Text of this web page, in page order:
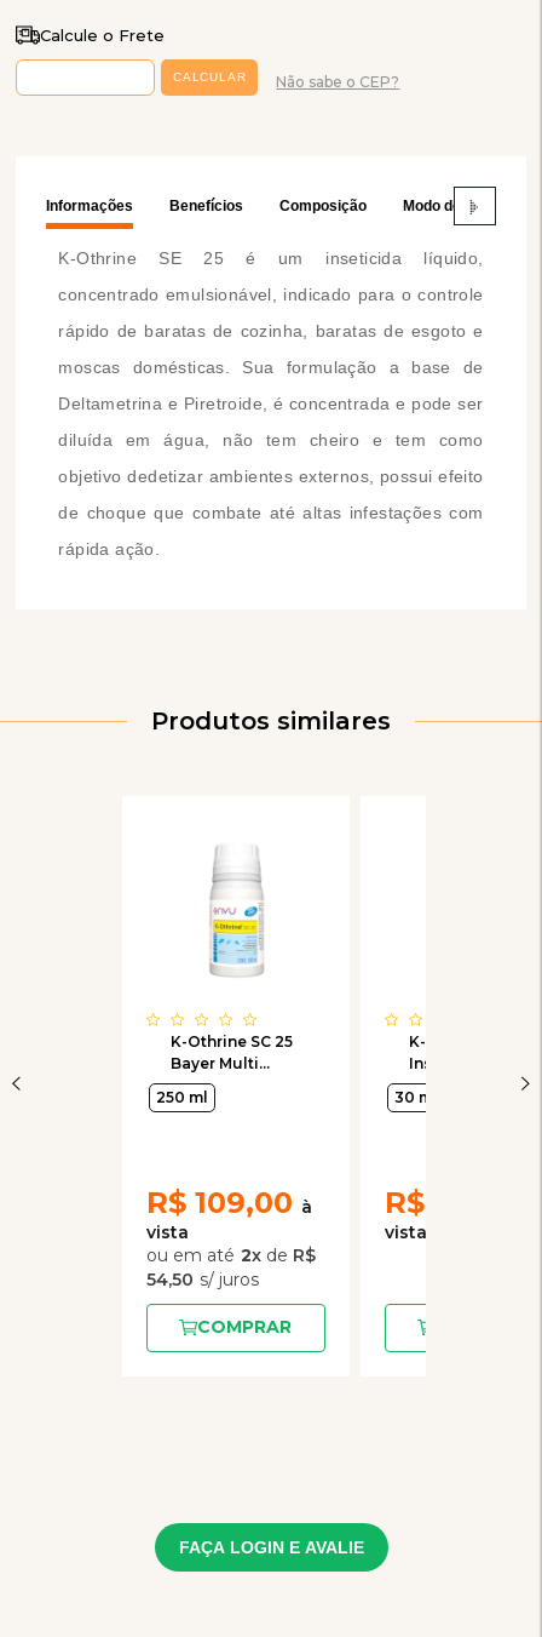
Calcule o Frete
Não sabe o CEP?
Informações Benefícios Composição Modo de Usar
K-Othrine SE 25 é um inseticida líquido,
concentrado emulsionável, indicado para o controle
rápido de baratas de cozinha, baratas de esgoto e
moscas domésticas. Sua formulação a base de
Deltametrina e Piretroide, é concentrada e pode ser
diluída em água, não tem cheiro e tem como
objetivo dedetizar ambientes externos, possui efeito
de choque que combate até altas infestações com
rápida ação.
Produtos similares
K-Othrine SC 25
Bayer Multi
Inseticida para
Ambientes
250 ml
R$ 109,00
2x de R$
54,50
COMPRAR
K-Othrine SC 25
Inseticida 30ml
30 ml
R$
FAÇA LOGIN E AVALIE